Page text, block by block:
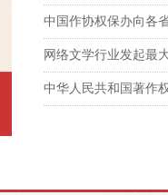
中国作协权保办向各
网络文学行业发起最
中华人民共和国著作